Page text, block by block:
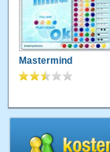
Mastermind